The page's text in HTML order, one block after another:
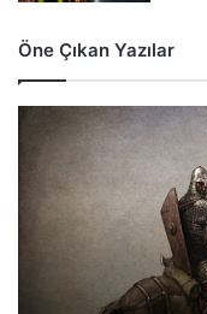
Öne Çıkan Yazılar
Bannerlord
Medeniyete